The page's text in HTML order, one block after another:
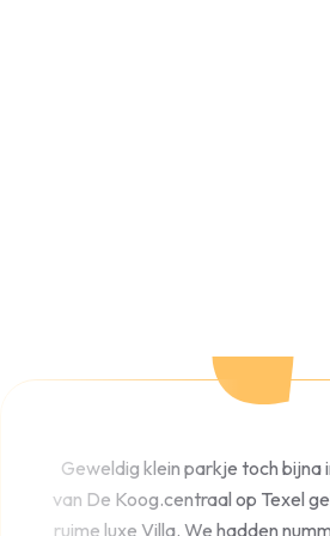
Geweldig klein parkje toch bijna
van De Koog.centraal op Texel
ruime luxe Villa. We hadden